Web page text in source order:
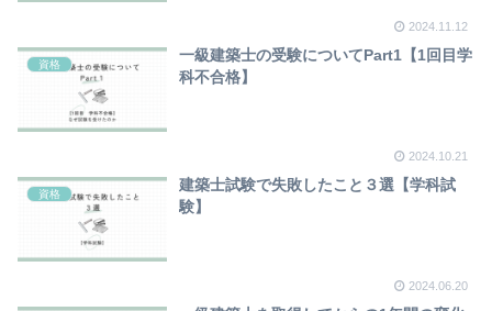
2024.11.12
資格
一級建築士の受験についてPart1【1回目学
科不合格】
2024.10.21
資格
建築士試験で失敗したこと３選【学科試
験】
2024.06.20